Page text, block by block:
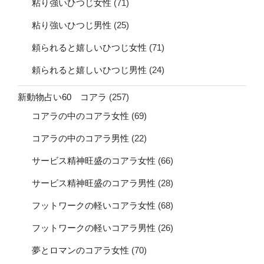
粘り強いひつじ女性 (71)
粘り強いひつじ男性 (25)
頼られると嬉しいひつじ女性 (71)
頼られると嬉しいひつじ男性 (24)
新動物占い60 コアラ (257)
コアラの中のコアラ女性 (69)
コアラの中のコアラ男性 (22)
サービス精神旺盛のコアラ女性 (66)
サービス精神旺盛のコアラ男性 (28)
フットワークの軽いコアラ女性 (68)
フットワークの軽いコアラ男性 (26)
夢とロマンのコアラ女性 (70)